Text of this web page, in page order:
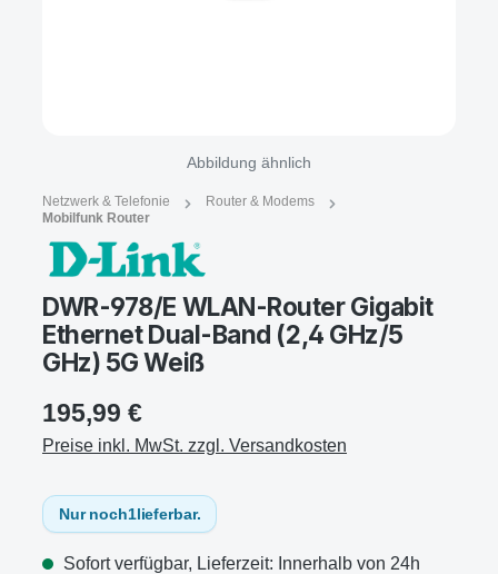
Abbildung ähnlich
Netzwerk & Telefonie
Router & Modems
Mobilfunk Router
DWR-978/E WLAN-Router Gigabit
Ethernet Dual-Band (2,4 GHz/5
GHz) 5G Weiß
195,99 €
Preise inkl. MwSt. zzgl. Versandkosten
Nur noch1lieferbar.
Sofort verfügbar, Lieferzeit: Innerhalb von 24h